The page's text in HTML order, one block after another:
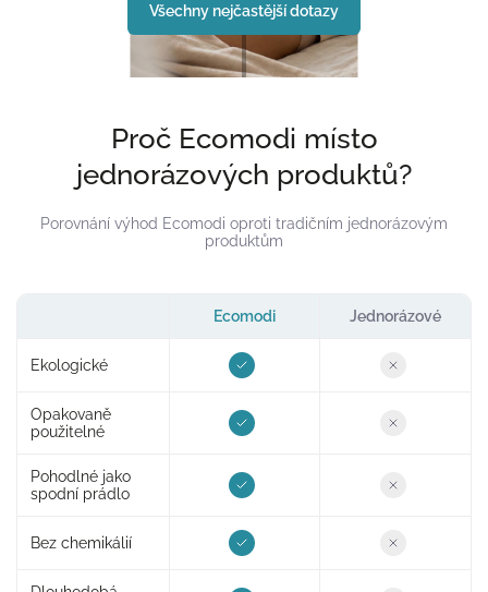
Všechny nejčastější dotazy
Proč Ecomodi místo
jednorázových produktů?
Porovnání výhod Ecomodi oproti tradičním jednorázovým
produktům
Ecomodi Jednorázové
Ekologické
Opakovaně
použitelné
Pohodlné jako
spodní prádlo
Bez chemikálií